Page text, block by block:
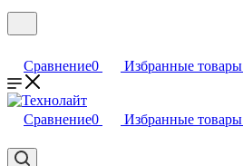
Сравнение0 Избранные товары
Сравнение0 Избранные товары